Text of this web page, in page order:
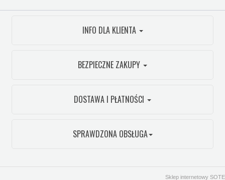
INFO DLA KLIENTA
BEZPIECZNE ZAKUPY
DOSTAWA I PŁATNOŚCI
SPRAWDZONA OBSŁUGA
Sklep internetowy SOTE